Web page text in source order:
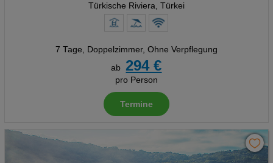
Türkische Riviera, Türkei
7 Tage, Doppelzimmer, Ohne Verpflegung
ab
294 €
pro Person
Termine